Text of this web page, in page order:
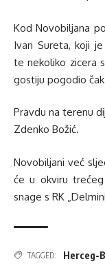
Kod Novobiljana
Ivan Sureta, koji
te nekoliko zicera
gostiju pogodio čak
Pravdu na terenu
Zdenko Božić.
Novobiljani već
će u okviru
snage s RK
TAGGED: Herceg-